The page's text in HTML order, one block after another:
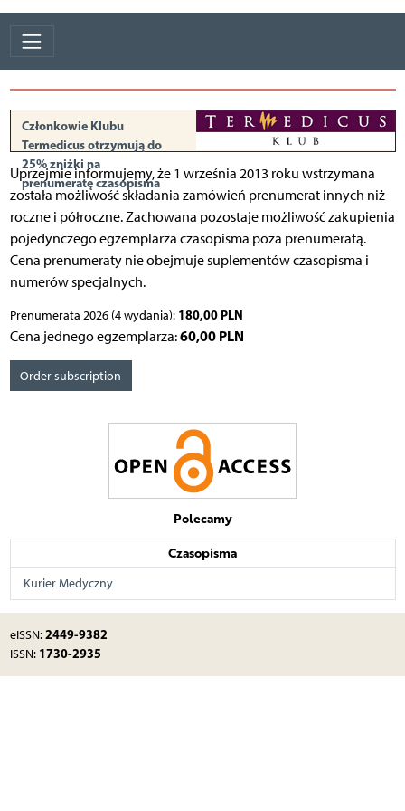
Członkowie Klubu
Termedicus otrzymują do
25% zniżki na
prenumeratę czasopisma
Uprzejmie informujemy, że 1 września 2013 roku wstrzymana
została możliwość składania zamówień prenumerat innych niż
roczne i półroczne. Zachowana pozostaje możliwość zakupienia
pojedynczego egzemplarza czasopisma poza prenumeratą.
Cena prenumeraty nie obejmuje suplementów czasopisma i
numerów specjalnych.
Prenumerata 2026 (4 wydania): 180,00 PLN
Cena jednego egzemplarza:60,00 PLN
Order subscription
Polecamy
Czasopisma
Kurier Medyczny
eISSN:2449-9382
ISSN: 1730-2935